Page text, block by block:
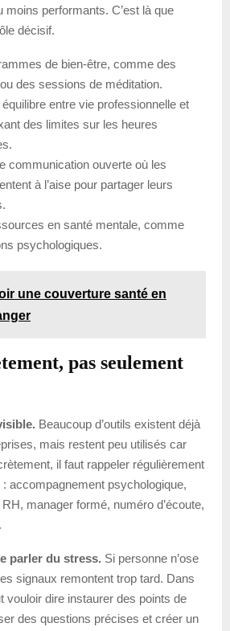
moins performants. C’est là que
décisif.
de bien-être, comme des
des sessions de méditation.
entre vie professionnelle et
des limites sur les heures
communication ouverte où les
à l’aise pour partager leurs
en santé mentale, comme
psychologiques.
une couverture santé en
pas seulement
Beaucoup d’outils existent déjà
mais restent peu utilisés car
il faut rappeler régulièrement
accompagnement psychologique,
manager formé, numéro d’écoute,
parler du stress. Si personne n’ose
signaux remontent trop tard. Dans
vouloir dire instaurer des points de
des questions précises et créer un